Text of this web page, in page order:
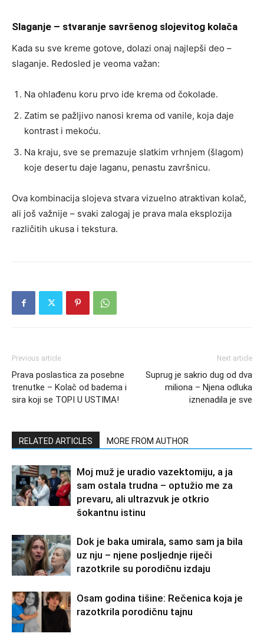
Slaganje – stvaranje savršenog slojevitog kolača
Kada su sve kreme gotove, dolazi onaj najlepši deo –
slaganje. Redosled je veoma važan:
Na ohlađenu koru prvo ide krema od čokolade.
Zatim se pažljivo nanosi krema od vanile, koja daje
kontrast i mekoću.
Na kraju, sve se premazuje slatkim vrhnjem (šlagom)
koje desertu daje laganu, penastu završnicu.
Ova kombinacija slojeva stvara vizuelno atraktivan kolač,
ali još važnije – svaki zalogaj je prava mala eksplozija
različitih ukusa i tekstura.
Previous article
Prava poslastica za posebne
trenutke – Kolač od badema i
sira koji se TOPI U USTIMA!
Next article
Suprug je sakrio dug od dva
miliona – Njena odluka
iznenadila je sve
RELATED ARTICLES MORE FROM AUTHOR
Moj muž je uradio vazektomiju, a ja
sam ostala trudna – optužio me za
prevaru, ali ultrazvuk je otkrio
šokantnu istinu
Dok je baka umirala, samo sam ja bila
uz nju – njene posljednje riječi
razotkrile su porodičnu izdaju
Osam godina tišine: Rečenica koja je
razotkrila porodičnu tajnu